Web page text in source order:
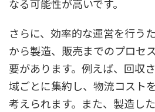
なる可能性が高いです。
さらに、効率的な運営を行う
から製造、販売までのプロセ
要があります。例えば、回収
域ごとに集約し、物流コスト
考えられます。また、製造し